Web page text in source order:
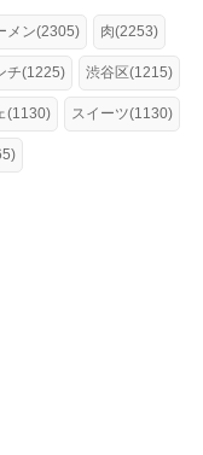
メン(2305) 肉(2253)
チ(1225) 渋谷区(1215)
(1130) スイーツ(1130)